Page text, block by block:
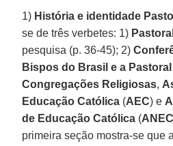
1) História e identidade
se de três verbetes: 1)
pesquisa (p. 36-45); 2)
Bispos do Brasil e a
Congregações Religiosas,
Educação Católica (AEC) e
de Educação Católica (
primeira seção mostra-se que